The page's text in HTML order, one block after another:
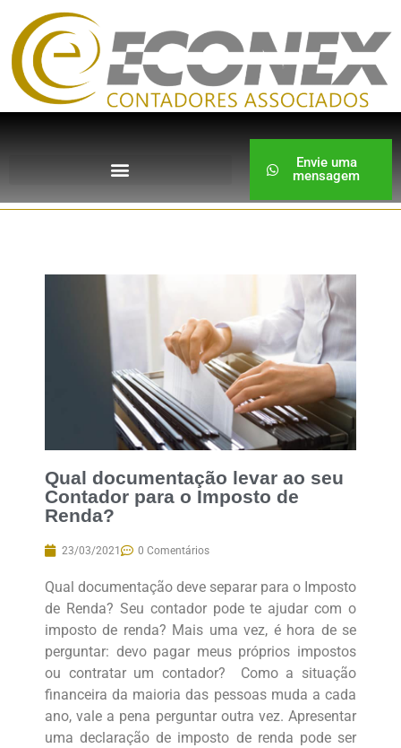
Envie uma
mensagem
Qual documentação levar ao seu
Contador para o Imposto de
Renda?
23/03/2021 0 Comentários
Qual documentação deve separar para o Imposto
de Renda? Seu contador pode te ajudar com o
imposto de renda? Mais uma vez, é hora de se
perguntar: devo pagar meus próprios impostos
ou contratar um contador? Como a situação
financeira da maioria das pessoas muda a cada
ano, vale a pena perguntar outra vez. Apresentar
uma declaração de imposto de renda pode ser